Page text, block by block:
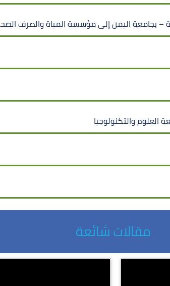
– بجامعة اليمن إلى مؤسسة المياة والصرف
العلوم والتكنولوجيا
مقالات شائعة